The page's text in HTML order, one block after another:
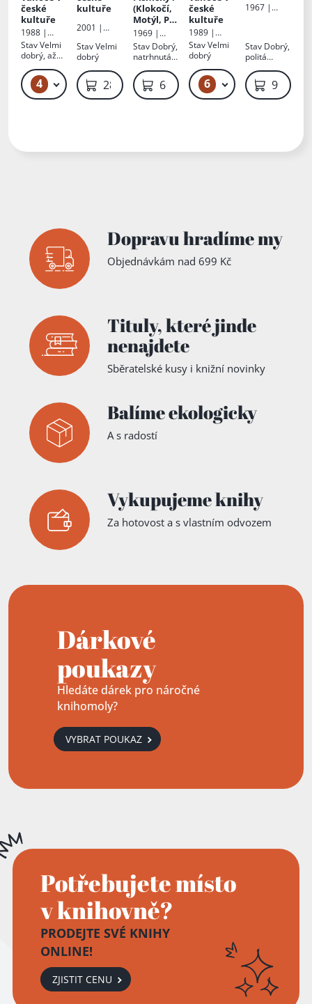
Václav
Frolec,
Jitka
Snížková
Jiří David
české
kultuře
1988 |
Vyšehrad
StavVelmi
dobrý, až
4 49 Kč – 59 Kč
kultuře
2001 |
StavVelmi
dobrý
289 Kč
(Klokočí,
Motýl, Pro
kočku)
1969 |
Českoslove
nský
Stav Dobrý,
natrhnutá
69 Kč
Václav
Frolec,
Jitka
Snížková ,
Jiří David
české
kultuře
1989 |
Vyšehrad
StavVelmi
dobrý
6 49 Kč – 59 Kč
1967 |
Stav Dobrý,
politá
99 Kč
Dopravu hradíme my
Objednávkám nad 699 Kč
Tituly,které jinde
nenajdete
Sběratelské kusy i knižní novinky
Balíme ekologicky
A s radostí
Vykupujeme knihy
Za hotovost a s vlastním odvozem
Dárkové
poukazy
Hledáte dárek pro náročné
knihomoly?
VYBRAT POUKAZ
Potřebujete místo
v knihovně?
PRODEJTE SVÉ KNIHY
ONLINE!
ZJISTIT CENU